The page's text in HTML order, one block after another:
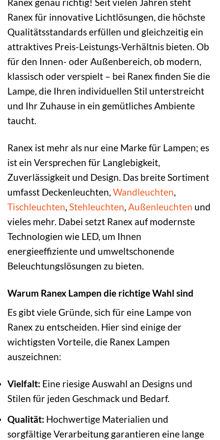
Ranex für innovative Lichtlösungen, die höchste
Qualitätsstandards erfüllen und gleichzeitig ein
attraktives Preis-Leistungs-Verhältnis bieten. Ob
für den Innen- oder Außenbereich, ob modern,
klassisch oder verspielt – bei Ranex finden Sie die
Lampe, die Ihren individuellen Stil unterstreicht
und Ihr Zuhause in ein gemütliches Ambiente
taucht.
Ranex ist mehr als nur eine Marke für Lampen; es
ist ein Versprechen für Langlebigkeit,
Zuverlässigkeit und Design. Das breite Sortiment
umfasst Deckenleuchten, Wandleuchten
Tischleuchten Stehleuchten Außenleuchten und
vieles mehr. Dabei setzt Ranex auf modernste
Technologien wie LED, um Ihnen
energieeffiziente und umweltschonende
Beleuchtungslösungen zu bieten.
Warum Ranex Lampen die richtige Wahl sind
Es gibt viele Gründe, sich für eine Lampe von
Ranex zu entscheiden. Hier sind einige der
wichtigsten Vorteile, die Ranex Lampen
auszeichnen:
Vielfalt: Eine riesige Auswahl an Designs und
Stilen für jeden Geschmack und Bedarf.
Qualität: Hochwertige Materialien und
sorgfältige Verarbeitung garantieren eine lange